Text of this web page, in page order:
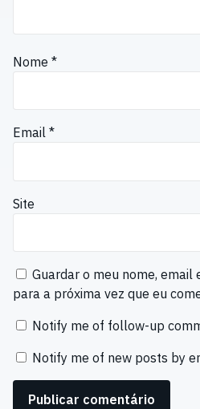
Nome *
Email *
Site
Guardar o meu nome, email
para a próxima vez que eu
Notify me of follow-up
Notify me of new posts by